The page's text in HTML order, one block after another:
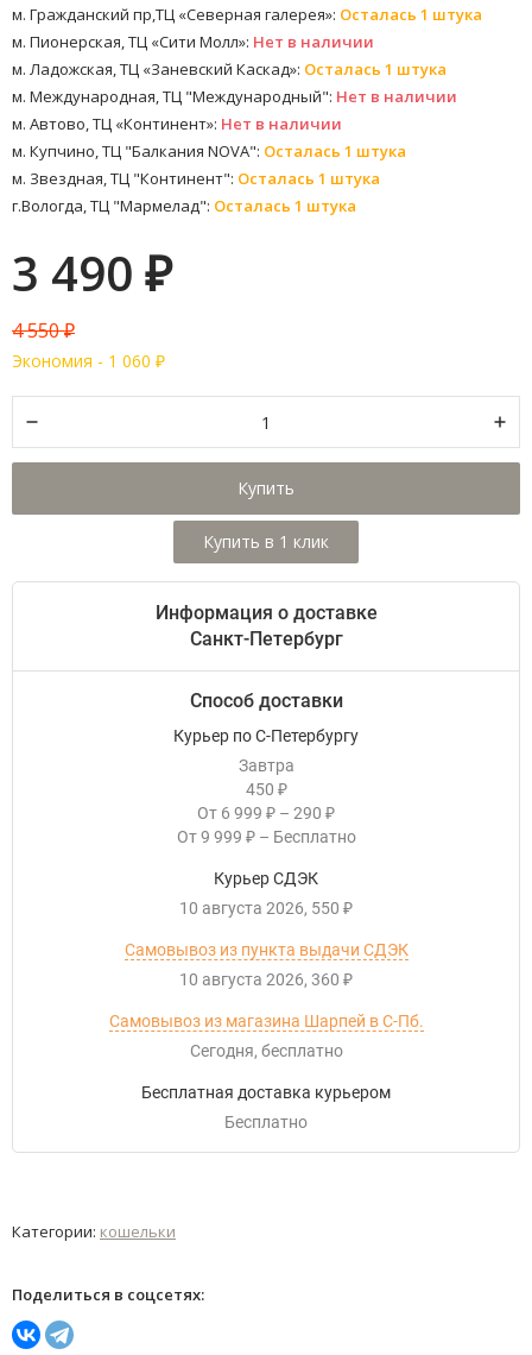
м. Гражданский пр,ТЦ «Северная галерея»: Осталась 1 штука
м. Пионерская, ТЦ «Сити Молл»: Нет в наличии
м. Ладожская, ТЦ «Заневский Каскад»: Осталась 1 штука
м. Международная, ТЦ "Международный": Нет в наличии
м. Автово, ТЦ «Континент»: Нет в наличии
м. Купчино, ТЦ "Балкания NOVA": Осталась 1 штука
м. Звездная, ТЦ "Континент": Осталась 1 штука
г.Вологда, ТЦ "Мармелад": Осталась 1 штука
3 490 ₽
4 550₽
Экономия - 1 060 ₽
Купить
Информация о доставке
Санкт-Петербург
Способ доставки
Курьер по С-Петербургу
Завтра
450 ₽
От 6 999 ₽ – 290 ₽
От 9 999 ₽ – Бесплатно
Курьер СДЭК
10 августа 2026 550 ₽
Самовывоз из пункта выдачи СДЭК
10 августа 2026 360 ₽
Самовывоз из магазина Шарпей в С-Пб.
Сегодня
Бесплатно
Бесплатная доставка курьером
Бесплатно
Категории: кошельки
Поделиться в соцсетях: